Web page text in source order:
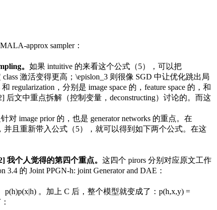
approx sampler：
。 如果 intuitive 的来看这个公式（5），可以把
激活变得更高；\epislon_3 则很像 SGD 中让优化跳出局
，分别是 image space 的，feature space 的，和
后文中重点拆解（控制变量，deconstructing）讨论的。而这
image prior 的，也是 generator networks 的重点。在
并且重新带入公式（5），就可以得到如下两个公式。在这
我个人觉得的第四个重点。 这四个 pirors 分别对应原文工作
的 Joint PPGN-h: joint Generator and DAE：
。加上 C 后，整个模型就变成了：p(h,x,y) =